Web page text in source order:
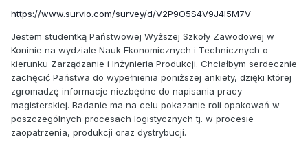
https://www.survio.com/survey/d/V2P9O5S4V9J4I5M7V
Jestem studentką Państwowej Wyższej Szkoły Zawodowej w
Koninie na wydziale Nauk Ekonomicznych i Technicznych o
kierunku Zarządzanie i Inżynieria Produkcji. Chciałbym serdecznie
zachęcić Państwa do wypełnienia poniższej ankiety, dzięki której
zgromadzę informacje niezbędne do napisania pracy
magisterskiej. Badanie ma na celu pokazanie roli opakowań w
poszczególnych procesach logistycznych tj. w procesie
zaopatrzenia, produkcji oraz dystrybucji.